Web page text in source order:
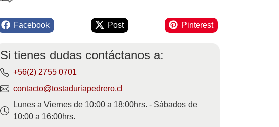
Facebook Post Pinterest
Si tienes dudas contáctanos a:
+56(2) 2755 0701
contacto@tostaduriapedrero.cl
Lunes a Viernes de 10:00 a 18:00hrs. - Sábados de
10:00 a 16:00hrs.